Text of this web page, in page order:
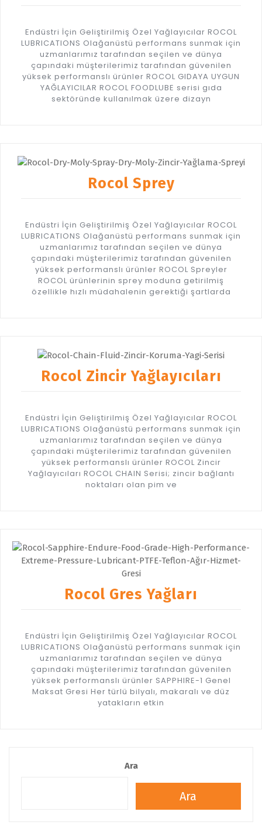
Endüstri İçin Geliştirilmiş Özel Yağlayıcılar ROCOL
LUBRICATIONS Olağanüstü performans sunmak için
uzmanlarımız tarafından seçilen ve dünya
çapındaki müşterilerimiz tarafından güvenilen
yüksek performanslı ürünler ROCOL GIDAYA UYGUN
YAĞLAYICILAR ROCOL FOODLUBE serisi gıda
sektöründe kullanılmak üzere dizayn
Rocol Sprey
Endüstri İçin Geliştirilmiş Özel Yağlayıcılar ROCOL
LUBRICATIONS Olağanüstü performans sunmak için
uzmanlarımız tarafından seçilen ve dünya
çapındaki müşterilerimiz tarafından güvenilen
yüksek performanslı ürünler ROCOL Spreyler
ROCOL ürünlerinin sprey moduna getirilmiş
özellikle hızlı müdahalenin gerektiği şartlarda
Rocol Zincir Yağlayıcıları
Endüstri İçin Geliştirilmiş Özel Yağlayıcılar ROCOL
LUBRICATIONS Olağanüstü performans sunmak için
uzmanlarımız tarafından seçilen ve dünya
çapındaki müşterilerimiz tarafından güvenilen
yüksek performanslı ürünler ROCOL Zincir
Yağlayıcıları ROCOL CHAIN Serisi; zincir bağlantı
noktaları olan pim ve
Rocol Gres Yağları
Endüstri İçin Geliştirilmiş Özel Yağlayıcılar ROCOL
LUBRICATIONS Olağanüstü performans sunmak için
uzmanlarımız tarafından seçilen ve dünya
çapındaki müşterilerimiz tarafından güvenilen
yüksek performanslı ürünler SAPPHIRE-1 Genel
Maksat Gresi Her türlü bilyalı, makaralı ve düz
yatakların etkin
Ara
Ara